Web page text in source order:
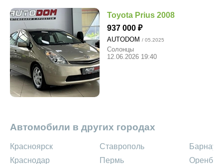
Toyota Prius 2008
937 000
AUTODOM / 05.2025
Солонцы
12.06.2026 19:40
Автомобили в других городах
Красноярск
Краснодар
Ставрополь
Пермь
Барнаул